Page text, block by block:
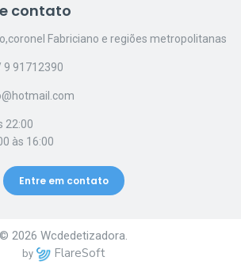
contato
Fabriciano e regiões metropolitanas
9 91712390
22:00
às 16:00
Entre em contato
© 2026 Wcdedetizadora.
by FlareSoft